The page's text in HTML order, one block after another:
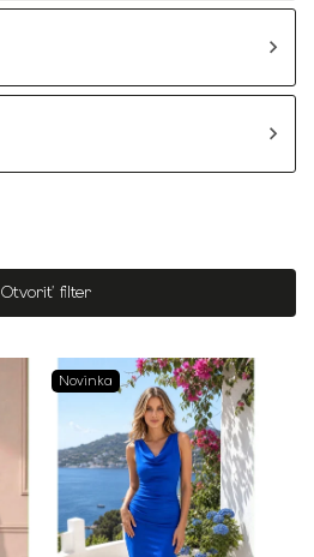
Otvoriť filter
Novinka